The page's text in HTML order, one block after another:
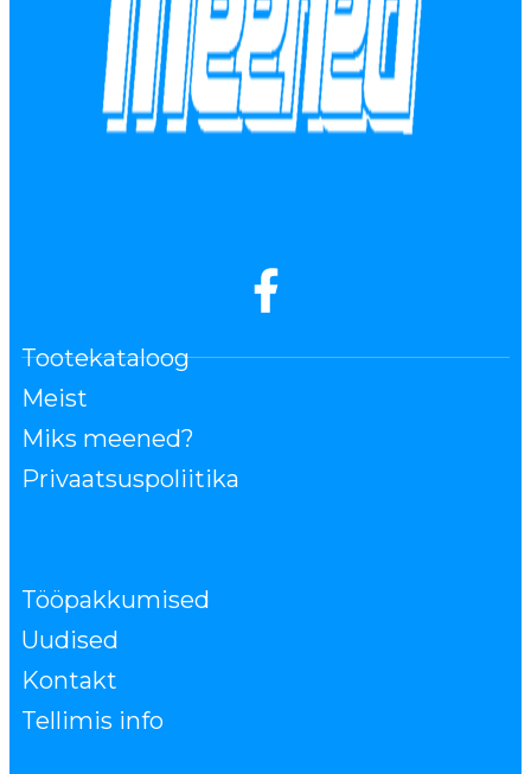
Tootekataloog
Meist
Miks meened?
Privaatsuspoliitika
Tööpakkumised
Uudised
Kontakt
Tellimis info